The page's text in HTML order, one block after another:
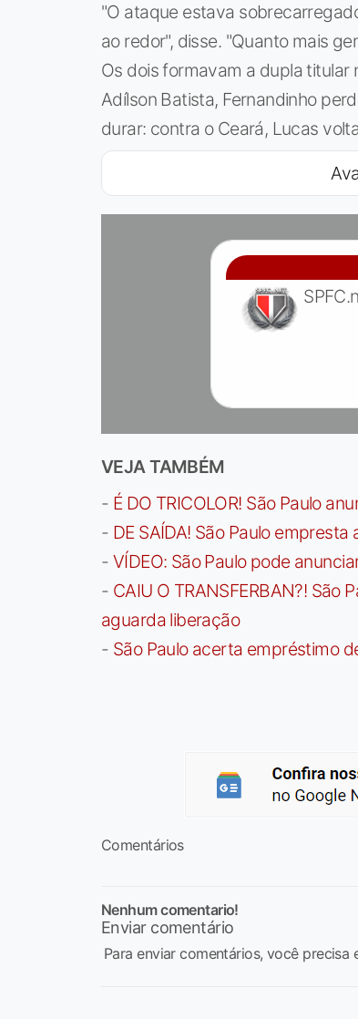
"O ataque estava
ao redor", disse. "Quanto mais
Os dois formavam a dupla titular
Adílson Batista, Fernandinho
durar: contra o Ceará, Lucas
VEJA TAMBÉM
- É DO TRICOLOR! São Paulo
- DE SAÍDA! São Paulo
- VÍDEO: São Paulo pode
- CAIU O TRANSFERBAN?!
aguarda liberação
- São Paulo acerta empréstimo
Comentários
Nenhum comentario!
Enviar comentário
Para enviar comentários, você precisa